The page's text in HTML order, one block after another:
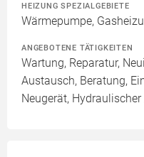
HEIZUNG SPEZIALGEBIETE
Wärmepumpe,
ANGEBOTENE TÄTIGKEITEN
Wartung, Reparatur,
Austausch, Beratung,
Neugerät,